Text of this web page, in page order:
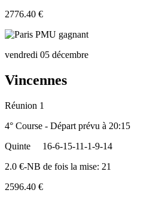
2776.40 €
vendredi 05 décembre
Vincennes
Réunion 1
4° Course - Départ prévu à 20:15
Quinte
16-6-15-11-1-9-14
2.0 €-NB de fois la mise: 21
2596.40 €